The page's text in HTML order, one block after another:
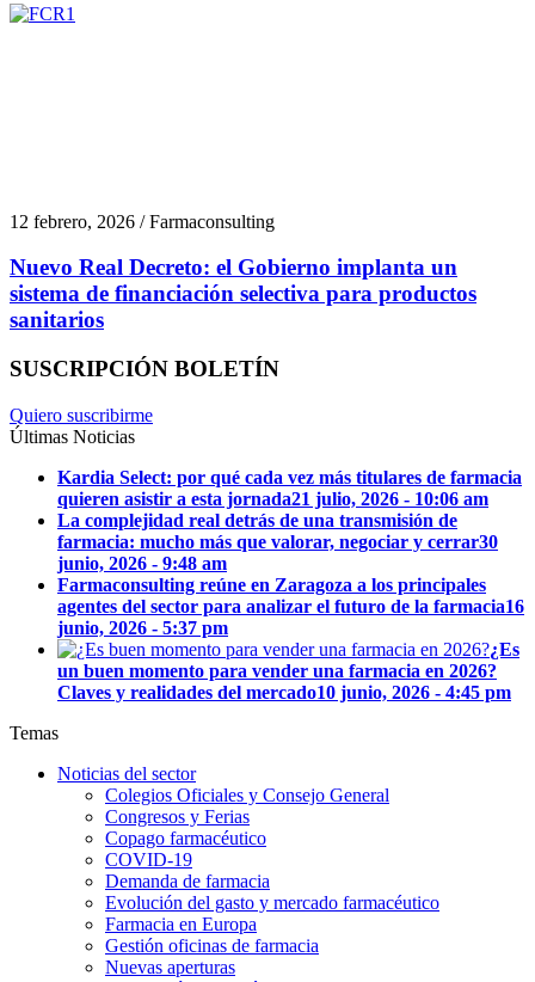
12 febrero, 2026 / Farmaconsulting
Nuevo Real Decreto: el Gobierno implanta un
sistema de financiación selectiva para productos
sanitarios
SUSCRIPCIÓN BOLETÍN
Quiero suscribirme
Últimas Noticias
Kardia Select: por qué cada vez más titulares de farmacia
quieren asistir a esta jornada21 julio, 2026 - 10:06 am
La complejidad real detrás de una transmisión de
farmacia: mucho más que valorar, negociar y cerrar30
junio, 2026 - 9:48 am
Farmaconsulting reúne en Zaragoza a los principales
agentes del sector para analizar el futuro de la farmacia16
junio, 2026 - 5:37 pm
¿Es
un buen momento para vender una farmacia en 2026?
Claves y realidades del mercado10 junio, 2026 - 4:45 pm
Temas
Noticias del sector
Colegios Oficiales y Consejo General
Congresos y Ferias
Copago farmacéutico
COVID-19
Demanda de farmacia
Evolución del gasto y mercado farmacéutico
Farmacia en Europa
Gestión oficinas de farmacia
Nuevas aperturas